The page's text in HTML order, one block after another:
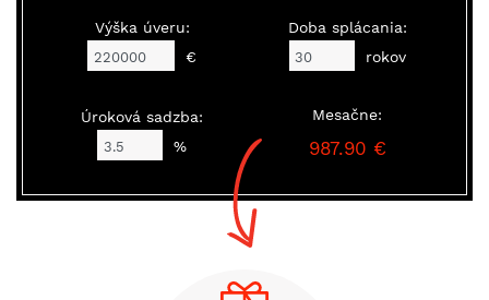
Výška úveru:
€
Doba splácania:
rokov
Úroková sadzba:
%
Mesačne:
987.90 €